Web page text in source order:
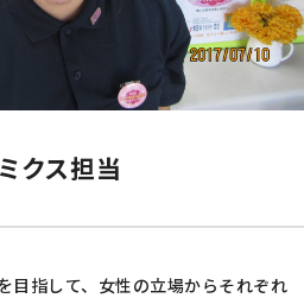
クス担当
目指して、女性の立場からそれぞれ